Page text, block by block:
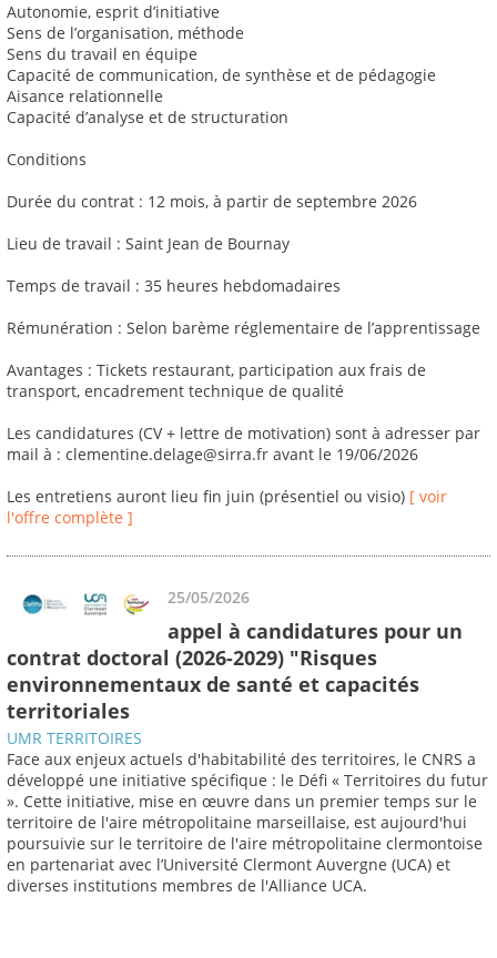
Autonomie, esprit d’initiative
Sens de l’organisation, méthode
Sens du travail en équipe
Capacité de communication, de synthèse et de pédagogie
Aisance relationnelle
Capacité d’analyse et de structuration
Conditions
Durée du contrat : 12 mois, à partir de septembre 2026
Lieu de travail : Saint Jean de Bournay
Temps de travail : 35 heures hebdomadaires
Rémunération : Selon barème réglementaire de l’apprentissage
Avantages : Tickets restaurant, participation aux frais de
transport, encadrement technique de qualité
Les candidatures (CV + lettre de motivation) sont à adresser par
mail à : clementine.delage@sirra.fr avant le 19/06/2026
Les entretiens auront lieu fin juin (présentiel ou visio) [ voir
l'offre complète ]
25/05/2026
appel à candidatures pour un
contrat doctoral (2026-2029) "Risques
environnementaux de santé et capacités
territoriales
UMR TERRITOIRES
Face aux enjeux actuels d'habitabilité des territoires, le CNRS a
développé une initiative spécifique : le Défi « Territoires du futur
». Cette initiative, mise en œuvre dans un premier temps sur le
territoire de l'aire métropolitaine marseillaise, est aujourd'hui
poursuivie sur le territoire de l'aire métropolitaine clermontoise
en partenariat avec l’Université Clermont Auvergne (UCA) et
diverses institutions membres de l'Alliance UCA.